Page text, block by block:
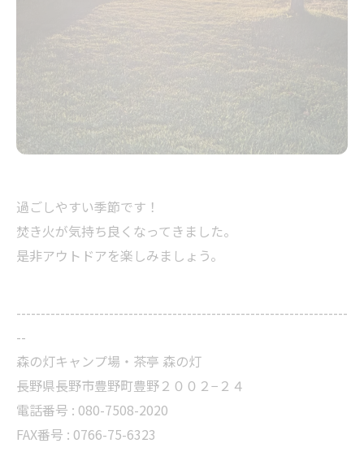
過ごしやすい季節です！
焚き火が気持ち良くなってきました。
是非アウトドアを楽しみましょう。
--------------------------------------------------------------------
--
森の灯キャンプ場・茶亭 森の灯
長野県長野市豊野町豊野２００２−２４
電話番号 : 080-7508-2020
FAX番号 : 0766-75-6323